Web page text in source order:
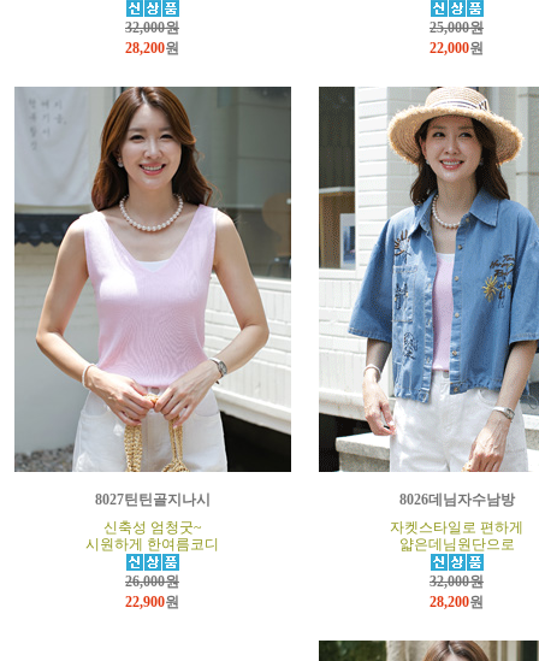
32,000원
28,200원
25,000원
22,000원
8027틴틴골지나시
신축성 엄청굿~
시원하게 한여름코디
26,000원
22,900원
8026데님자수남방
자켓스타일로 편하게
얇은데님원단으로
32,000원
28,200원